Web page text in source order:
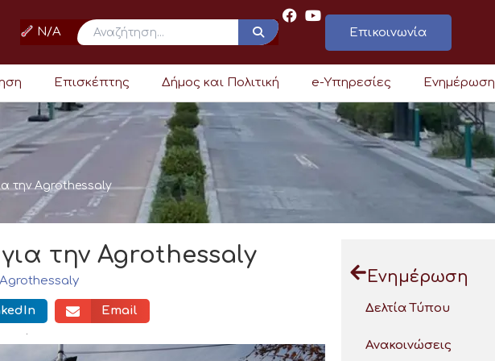
N/A Επικοινωνία
Επισκέπτης Δήμος και Πολιτική e-Υπηρεσίες Ενημέρωση
την Agrothessaly
την Agrothessaly
Agrothessaly
Email
Ενημέρωση
Δελτία Τύπου
Ανακοινώσεις